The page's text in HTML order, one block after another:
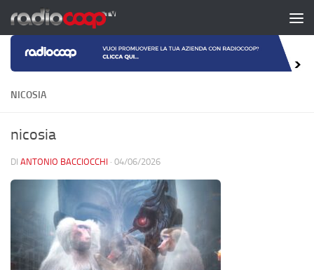
Salta al contenuto
NICOSIA
nicosia
DI ANTONIO BACCIOCCHI · 04/06/2026